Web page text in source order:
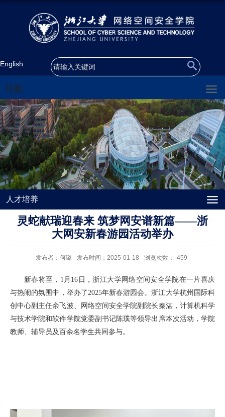
English
导航
人才培养
灵蛇献瑞迎春来 筑梦网安谱新篇——浙
大网安新春游园活动举办
发布者：何璐 发布时间：2025-01-18 浏览次数： 459
新春将至，1月16日，浙江大学网络空间安全学院在一片喜庆
与热闹的氛围中，举办了2025年新春游园会。浙江大学杭州国际科
创中心副主任余飞波、网络空间安全学院副院长秦湛，计算机科学
与技术学院和软件学院党委副书记陈璞等领导出席本次活动，学院
教师、辅导员及百余名学生共同参与。